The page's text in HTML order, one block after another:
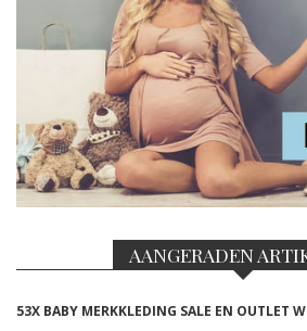
AANGERADEN
53X BABY MERKKLEDING SALE EN OUTLET